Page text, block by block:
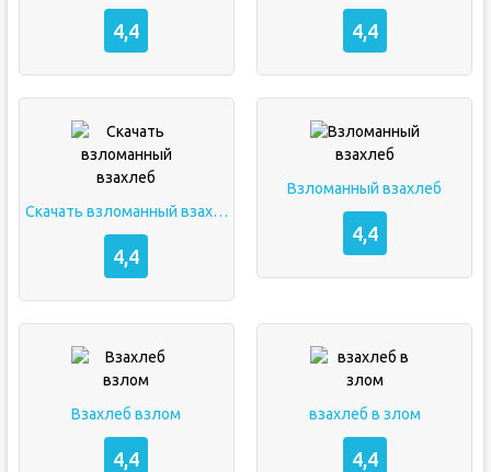
4,4 4,4
Скачать взломанный взахлеб
4,4
Взломанный взахлеб
4,4
Взахлеб взлом
4,4
взахлеб в злом
4,4